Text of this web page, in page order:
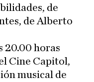
de
de Alberto
20.00 horas
Cine Capitol,
musical de